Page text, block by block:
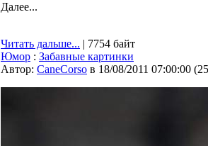
Далее...
Читать дальше... | 7754 байт
Юмор : Забавные картинки
Автор: CaneCorso в 18/08/2011 07:00:00 (